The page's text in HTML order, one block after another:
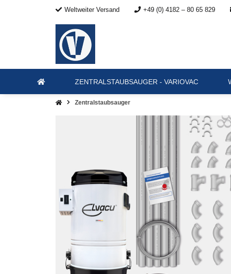
Weltweiter Versand +49 (0) 4182 – 80 65 829
ZENTRALSTAUBSAUGER - VARIOVAC
Zentralstaubsauger